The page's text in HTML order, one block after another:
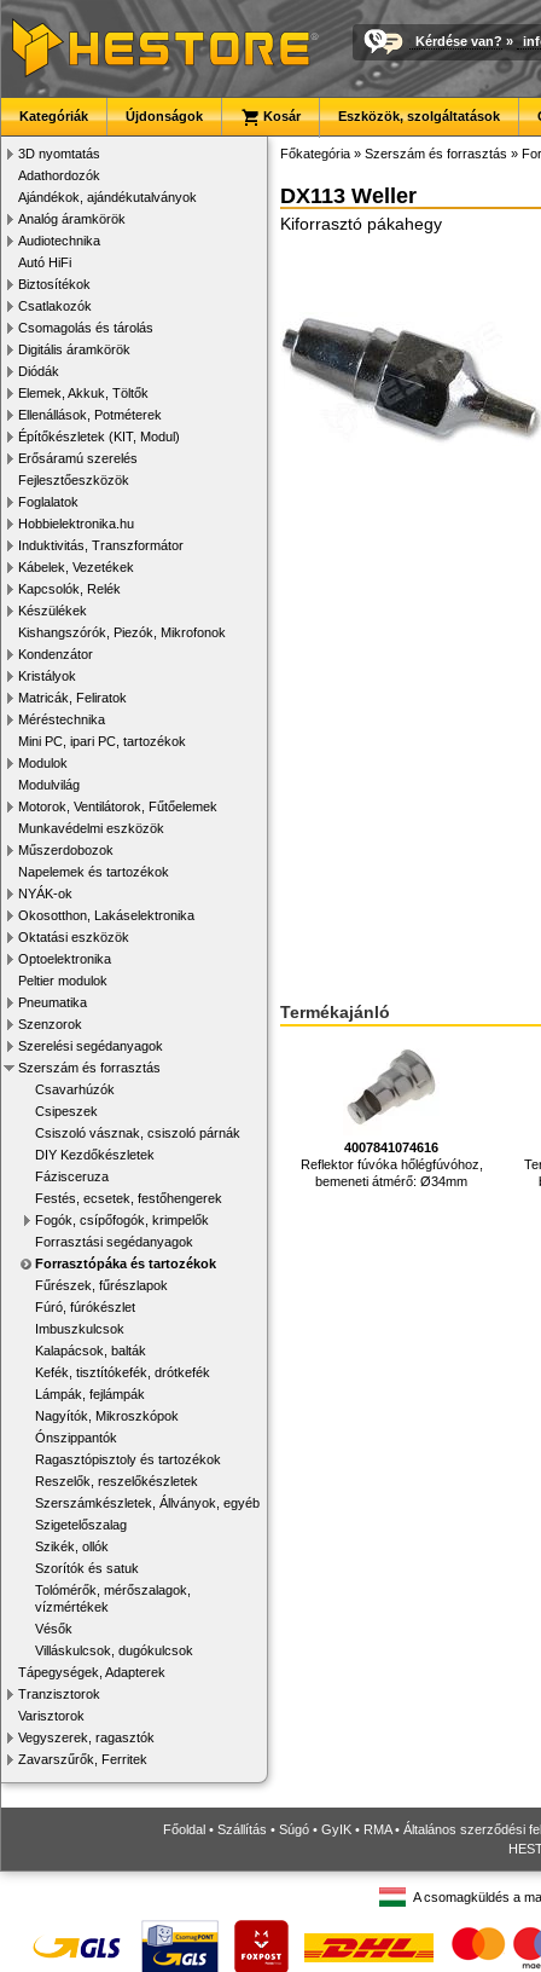
Kérdése van? »
Kategóriák Újdonságok Kosár Eszközök, szolgáltatások
3D nyomtatás
Adathordozók
Ajándékok, ajándékutalványok
Analóg áramkörök
Audiotechnika
Autó HiFi
Biztosítékok
Csatlakozók
Csomagolás és tárolás
Digitális áramkörök
Diódák
Elemek, Akkuk, Töltők
Ellenállások, Potméterek
Építőkészletek (KIT, Modul)
Erősáramú szerelés
Fejlesztőeszközök
Foglalatok
Hobbielektronika.hu
Induktivitás, Transzformátor
Kábelek, Vezetékek
Kapcsolók, Relék
Készülékek
Kishangszórók, Piezók, Mikrofonok
Kondenzátor
Kristályok
Matricák, Feliratok
Méréstechnika
Mini PC, ipari PC, tartozékok
Modulok
Modulvilág
Motorok, Ventilátorok, Fűtőelemek
Munkavédelmi eszközök
Műszerdobozok
Napelemek és tartozékok
NYÁK-ok
Okosotthon, Lakáselektronika
Oktatási eszközök
Optoelektronika
Peltier modulok
Pneumatika
Szenzorok
Szerelési segédanyagok
Szerszám és forrasztás
Csavarhúzók
Csipeszek
Csiszoló vásznak, csiszoló párnák
DIY Kezdőkészletek
Fázisceruza
Festés, ecsetek, festőhengerek
Fogók, csípőfogók, krimpelők
Forrasztási segédanyagok
Forrasztópáka és tartozékok
Fűrészek, fűrészlapok
Fúró, fúrókészlet
Imbuszkulcsok
Kalapácsok, balták
Kefék, tisztítókefék, drótkefék
Lámpák, fejlámpák
Nagyítók, Mikroszkópok
Ónszippantók
Ragasztópisztoly és tartozékok
Reszelők, reszelőkészletek
Szerszámkészletek, Állványok, egyéb
Szigetelőszalag
Szikék, ollók
Szorítók és satuk
Tolómérők, mérőszalagok,
vízmértékek
Vésők
Villáskulcsok, dugókulcsok
Tápegységek, Adapterek
Tranzisztorok
Varisztorok
Vegyszerek, ragasztók
Zavarszűrők, Ferritek
Főkategória » Szerszám és forrasztás »
DX113 Weller
Kiforrasztó pákahegy
Termékajánló
4007841074616
Reflektor fúvóka hőlégfúvóhoz,
bemeneti átmérő: Ø34mm
Főoldal • Szállítás • Súgó • GyIK • RMA• Általános szerződési
A csomagküldés a